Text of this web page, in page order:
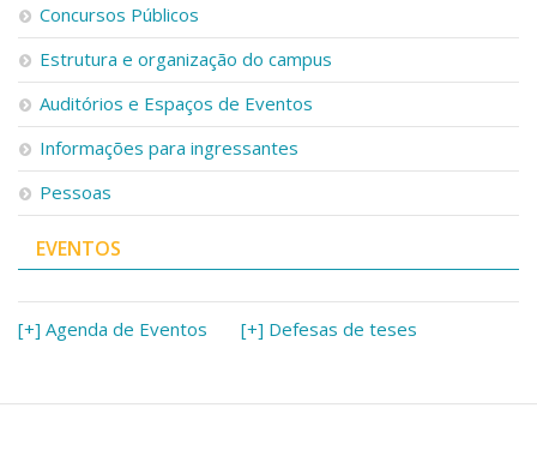
Concursos Públicos
Estrutura e organização do campus
Auditórios e Espaços de Eventos
Informações para ingressantes
Pessoas
EVENTOS
[+] Agenda de Eventos [+] Defesas de teses